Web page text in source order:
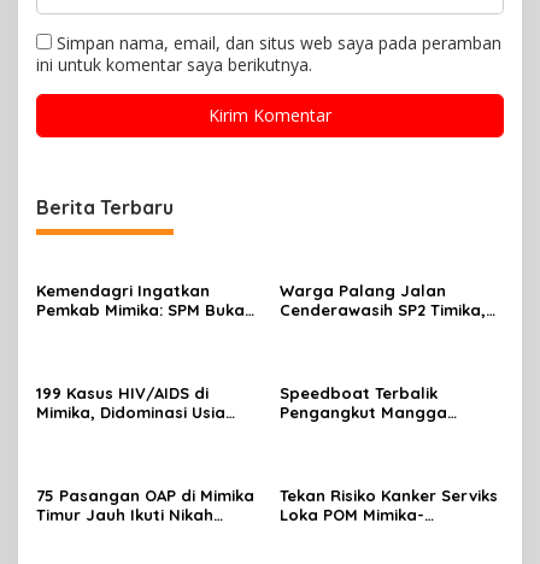
Simpan nama, email, dan situs web saya pada peramban
ini untuk komentar saya berikutnya.
Berita Terbaru
Kemendagri Ingatkan
Pemkab Mimika: SPM Bukan
Warga Palang Jalan
Cenderawasih SP2 Timika,
199 Kasus HIV/AIDS di
Mimika, Didominasi Usia
Speedboat Terbalik
Pengangkut Mangga
75 Pasangan OAP di Mimika
Timur Jauh Ikuti Nikah
Tekan Risiko Kanker Serviks
Loka POM Mimika-